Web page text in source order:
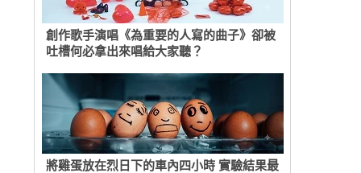
創作歌手演唱《為重要的人寫的曲子》卻被
吐槽何必拿出來唱給大家聽？
將雞蛋放在烈日下的車內四小時 實驗結果最